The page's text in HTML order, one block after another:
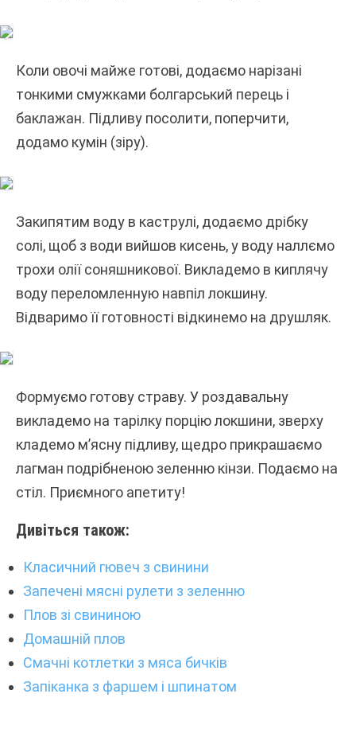
Коли овочі майже готові, додаємо нарізані
тонкими смужками болгарський перець і
баклажан. Підливу посолити, поперчити,
додамо кумін (зіру).
Закипятим воду в каструлі, додаємо дрібку
солі, щоб з води вийшов кисень, у воду наллємо
трохи олії соняшникової. Викладемо в киплячу
воду переломленную навпіл локшину.
Відваримо її готовності відкинемо на друшляк.
Формуємо готову страву. У роздавальну
викладемо на тарілку порцію локшини, зверху
кладемо м’ясну підливу, щедро прикрашаємо
лагман подрібненою зеленню кінзи. Подаємо на
стіл. Приємного апетиту!
Дивіться також:
Класичний гювеч з свинини
Запечені мясні рулети з зеленню
Плов зі свининою
Домашній плов
Смачні котлетки з мяса бичків
Запіканка з фаршем і шпинатом